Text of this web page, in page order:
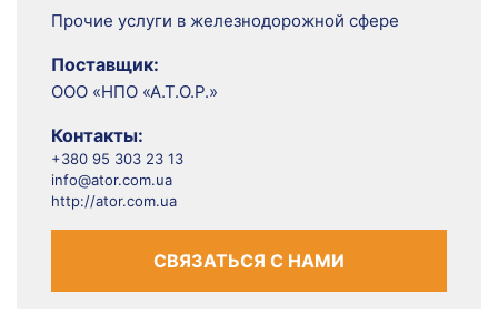
Прочие услуги в железнодорожной сфере
Поставщик:
ООО «НПО «А.Т.О.Р.»
Контакты:
+380 95 303 23 13
info@ator.com.ua
http://ator.com.ua
СВЯЗАТЬСЯ С НАМИ